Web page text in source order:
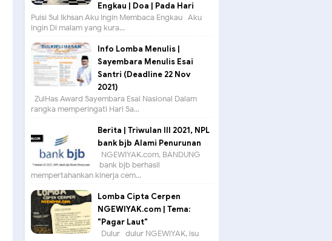
Engkau | Doa | Pada Hari
Puisi Sul Ikhsan Aku Ingin Membaca Engkau Aku
ingin Di malam yang kura...
Info Lomba Menulis |
Sayembara Menulis Esai
Santri (Deadline 22 Nov
2021)
ZulHas Award Sayembara Esai Nasional Dalam
rangka memperingati Hari Sa...
Berita | Triwulan III 2021, NPL
bank bjb Alami Penurunan
NGEWIYAK.com, BANDUNG —
bank bjb berhasil
mempertahankan kinerja cem...
Lomba Cipta Cerpen
NGEWIYAK.com | Tema:
"Pagar Laut"
Dulur- dulur NGEWIYAK, isu